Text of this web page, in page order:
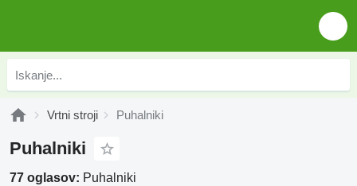
Vrtni stroji Puhalniki
Puhalniki
77 oglasov: Puhalniki